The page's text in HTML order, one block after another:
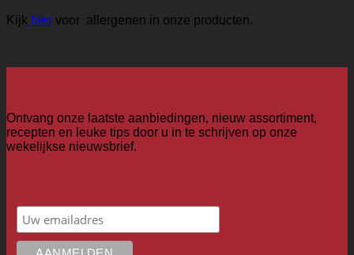
Kijk hier voor allergenen in onze producten.
Ontvang onze laatste aanbiedingen, nieuw assortiment,
recepten en leuke tips door u in te schrijven op onze
wekelijkse nieuwsbrief.